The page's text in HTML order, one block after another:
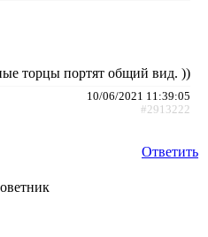
торцы портят общий вид. ))
10/06/2021 11:39:05
#2913222
Ответить